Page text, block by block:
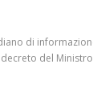
di
del